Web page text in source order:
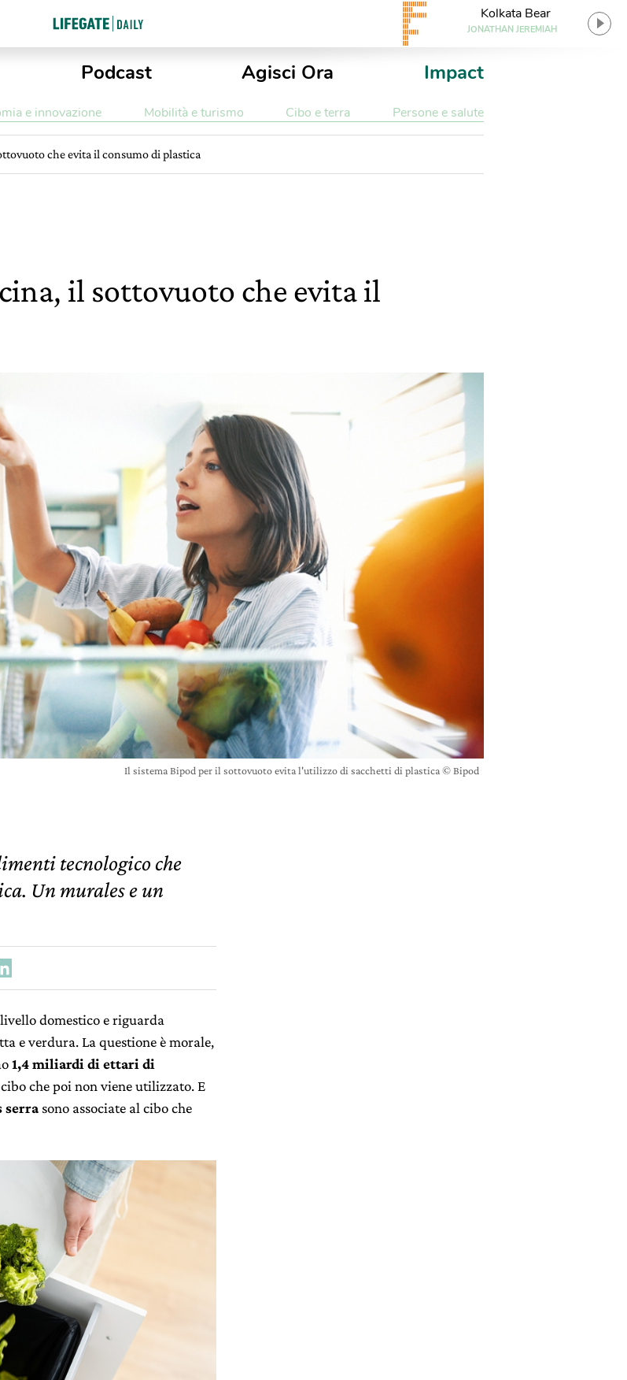
Kolkata Bear
JONATHAN JEREMIAH
Podcast Agisci Ora Impact
e innovazione Mobilità e turismo Cibo e terra Persone e salute
che evita il consumo di plastica
il sottovuoto che evita il
Il sistema Bipod per il sottovuoto evita l'utilizzo di sacchetti di plastica © Bipod
tecnologico che
Un murales e un
domestico e riguarda
e verdura. La questione è morale,
1,4 miliardi di ettari di
che poi non viene utilizzato. E
serra sono associate al cibo che